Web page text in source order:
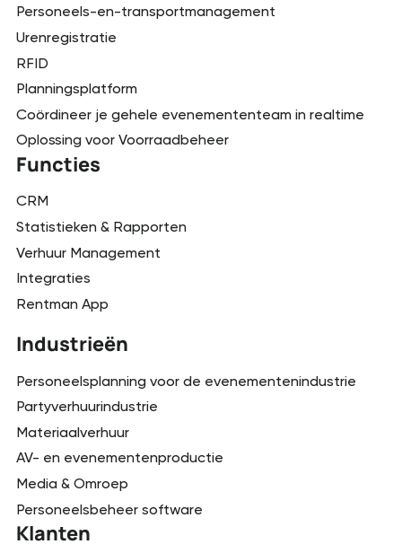
Personeels-en-transportmanagement
Urenregistratie
RFID
Planningsplatform
Coördineer je gehele evenemententeam in realtime
Oplossing voor Voorraadbeheer
Functies
CRM
Statistieken & Rapporten
Verhuur Management
Integraties
Rentman App
Industrieën
Personeelsplanning voor de evenementenindustrie
Partyverhuurindustrie
Materiaalverhuur
AV- en evenementenproductie
Media & Omroep
Personeelsbeheer software
Klanten